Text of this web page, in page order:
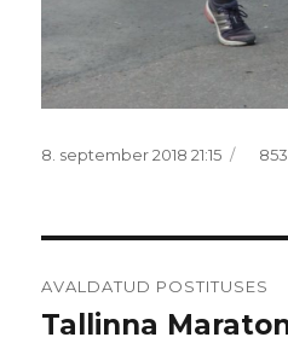
Postitatud
8. september 2018 21:15
AVALDATUD POSTITUSES
Tallinna